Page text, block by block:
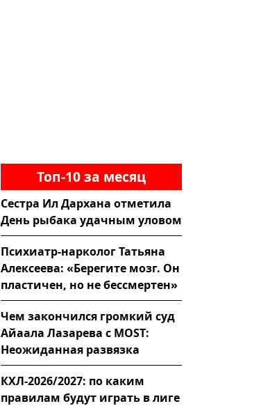
Топ-10 за месяц
Сестра Ил Дархана отметила
День рыбака удачным уловом
Психиатр-нарколог Татьяна
Алексеева: «Берегите мозг. Он
пластичен, но не бессмертен»
Чем закончился громкий суд
Айаала Лазарева с MOST:
Неожиданная развязка
КХЛ-2026/2027: по каким
правилам будут играть в лиге